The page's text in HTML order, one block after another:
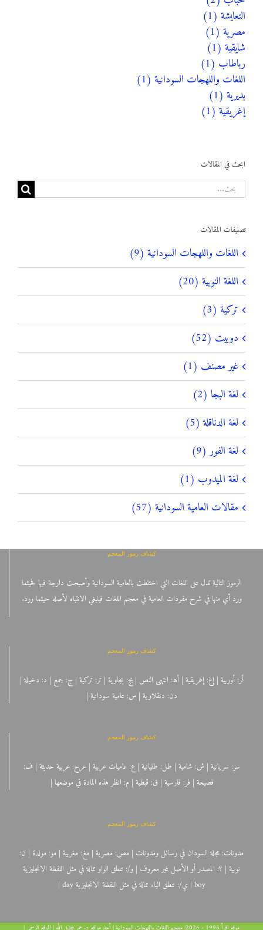
ابحث في المقالات
البحث
عن:
تصنيفات المقالات
اللغات واللهجات السودانية (9)
اللغة النوبية (20)
تركية (3)
دوبيت (52)
غير مصنف (1)
لغة البجا (2)
لغة الدناقلة (5)
لغة الفور (9)
لغة الميدوب (1)
مقالات العامية السودانية (57)
التعايشة (1)
مصرية (1)
شايقية (1)
رباطاب (1)
اللغات واللهجات السودانية (1)
بديرية (1)
إغريقية (1)
كشاف رموز المعجم
الرموز التالية تدل على اللغات التي اختلطت بالعامية السودانية وأصبحت دارجة فيها فحيثما
ورد أي منها في شرح مفردات العامية في معجم اللغات فينبغي الانتباه لأصله حيثما ورد.
كشاف رموز المعجم
أر: أوربية | إغ: إغريقية | أهـ: انتهى النص | بج: بجاوية | تر: تركية | ج: جمع | د: دخيلة |
دن: دنقلاوية | س: عامية سودانية |
كشاف رموز المعجم
سر: سريانية | ش: شامية | طل: طليانية | ع: عاميات عربية | عرح: عربية حديثة | ف:
فصيحة | فر: فارسية | ق: قبطية | م: انظر هذه المادة في موضعها |
كشاف رموز المعجم
مدونات: مجلة السودان في رسائل ومدونات | مص: مصرية | مغ: مغربية | مو: مولدة | ن:
نوبية | ؟: المصدر أو الأصل غير معروف | و/: تنطق الواو ممالة في مثل اللفظة الانجليزية
boy | ي/: تنطق الياء ممالة في مثل اللفظة الانجليزية day |